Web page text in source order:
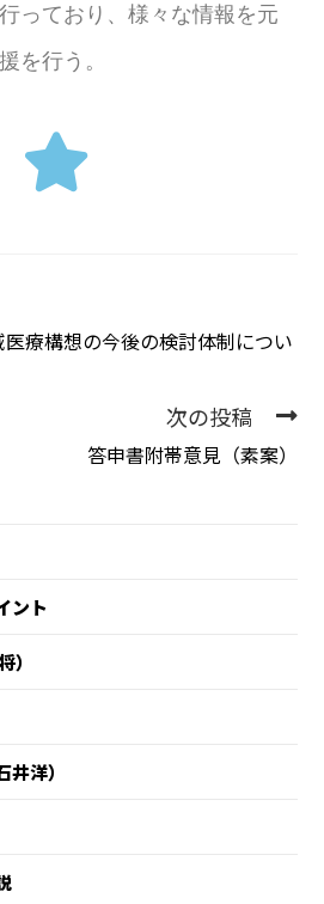
っており、様々な情報を元
を行う。
療構想の今後の検討体制につい
次の投稿
答申書附帯意見（素案）
ント
）
洋）